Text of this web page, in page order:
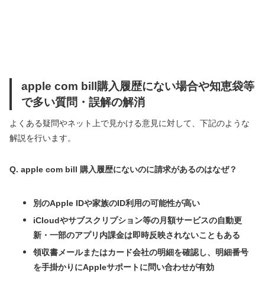
apple com bill購入履歴にない場合や知恵袋等
で多い質問・誤解の解消
よくある疑問やネット上で見かける意見に対して、下記のような
解説を行います。
Q. apple com bill 購入履歴にないのに請求があるのはなぜ？
別のApple IDや家族のID利用の可能性が高い
iCloudやサブスクリプション等の月額サービスの自動更
新・一部のアプリ内課金は即時反映されないこともある
領収書メールまたはカード会社の明細を確認し、明細番号
を手掛かりにAppleサポートに問い合わせが有効